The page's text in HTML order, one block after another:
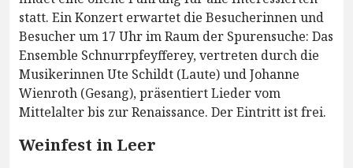
statt. Ein Konzert erwartet die Besucherinnen und
Besucher um 17 Uhr im Raum der Spurensuche: Das
Ensemble Schnurrpfeyfferey, vertreten durch die
Musikerinnen Ute Schildt (Laute) und Johanne
Wienroth (Gesang), präsentiert Lieder vom
Mittelalter bis zur Renaissance. Der Eintritt ist frei.
Weinfest in Leer